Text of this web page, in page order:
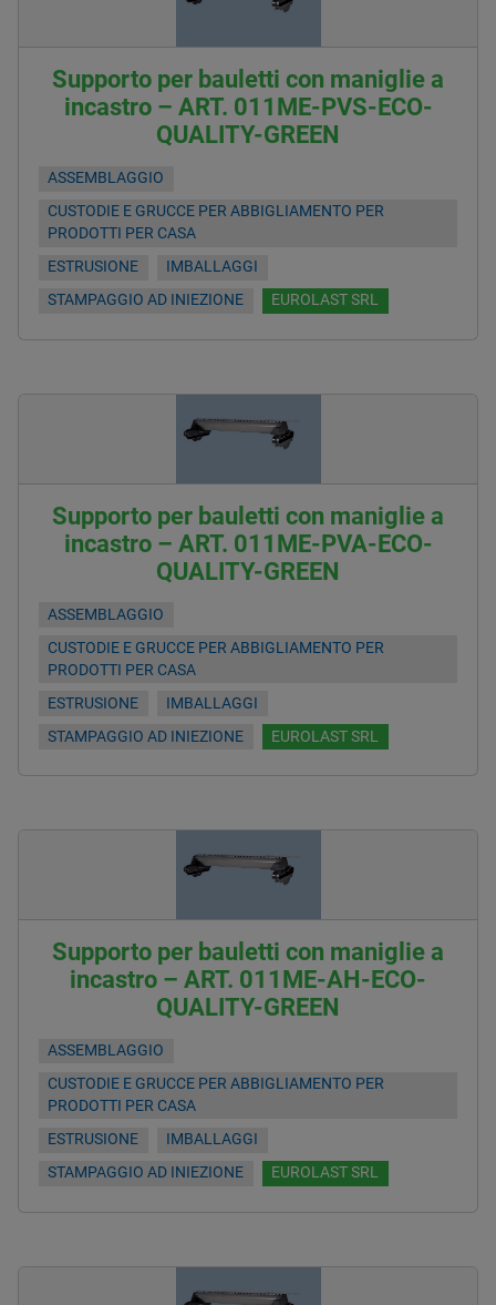
Supporto per bauletti con maniglie a
incastro – ART. 011ME-PVS-ECO-
QUALITY-GREEN
ASSEMBLAGGIO
CUSTODIE E GRUCCE PER ABBIGLIAMENTO PER
PRODOTTI PER CASA
ESTRUSIONE
IMBALLAGGI
STAMPAGGIO AD INIEZIONE
EUROLAST SRL
Supporto per bauletti con maniglie a
incastro – ART. 011ME-PVA-ECO-
QUALITY-GREEN
ASSEMBLAGGIO
CUSTODIE E GRUCCE PER ABBIGLIAMENTO PER
PRODOTTI PER CASA
ESTRUSIONE
IMBALLAGGI
STAMPAGGIO AD INIEZIONE
EUROLAST SRL
Supporto per bauletti con maniglie a
incastro – ART. 011ME-AH-ECO-
QUALITY-GREEN
ASSEMBLAGGIO
CUSTODIE E GRUCCE PER ABBIGLIAMENTO PER
PRODOTTI PER CASA
ESTRUSIONE
IMBALLAGGI
STAMPAGGIO AD INIEZIONE
EUROLAST SRL